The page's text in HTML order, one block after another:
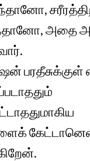
அதை
பரதீசுக்குள்